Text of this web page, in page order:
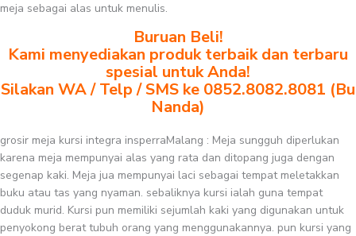
meja sebagai alas untuk menulis.
Buruan Beli!
Kami menyediakan produk terbaik dan terbaru
spesial untuk Anda!
Silakan WA / Telp / SMS ke 0852.8082.8081 (Bu
Nanda)
grosir meja kursi integra insperraMalang : Meja sungguh diperlukan
karena meja mempunyai alas yang rata dan ditopang juga dengan
segenap kaki. Meja jua mempunyai laci sebagai tempat meletakkan
buku atau tas yang nyaman. sebaliknya kursi ialah guna tempat
duduk murid. Kursi pun memiliki sejumlah kaki yang digunakan untuk
penyokong berat tubuh orang yang menggunakannya. pun kursi yang